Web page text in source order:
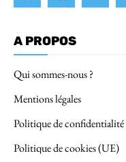
A PROPOS
Qui sommes-nous ?
Mentions légales
Politique de confidentialité
Politique de cookies (UE)